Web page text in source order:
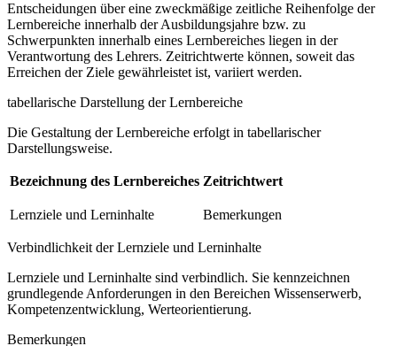
Entscheidungen über eine zweckmäßige zeitliche Reihenfolge der
Lernbereiche innerhalb der Ausbildungsjahre bzw. zu
Schwerpunkten innerhalb eines Lernbereiches liegen in der
Verantwortung des Lehrers. Zeitrichtwerte können, soweit das
Erreichen der Ziele gewährleistet ist, variiert werden.
tabellarische Darstellung der Lernbereiche
Die Gestaltung der Lernbereiche erfolgt in tabellarischer
Darstellungsweise.
Bezeichnung des Lernbereiches Zeitrichtwert
Lernziele und Lerninhalte Bemerkungen
Verbindlichkeit der Lernziele und Lerninhalte
Lernziele und Lerninhalte sind verbindlich. Sie kennzeichnen
grundlegende Anforderungen in den Bereichen Wissenserwerb,
Kompetenzentwicklung, Werteorientierung.
Bemerkungen